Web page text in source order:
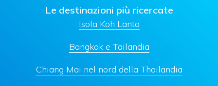
Le destinazioni più ricercate
Isola Koh Lanta
Bangkok e Tailandia
Chiang Mai nel nord della Thailandia